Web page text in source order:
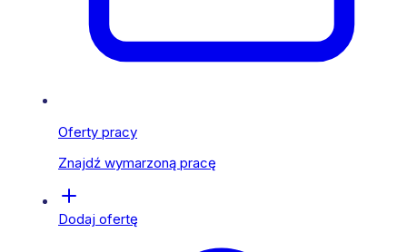
Oferty pracy
Znajdź wymarzoną pracę
Dodaj ofertę